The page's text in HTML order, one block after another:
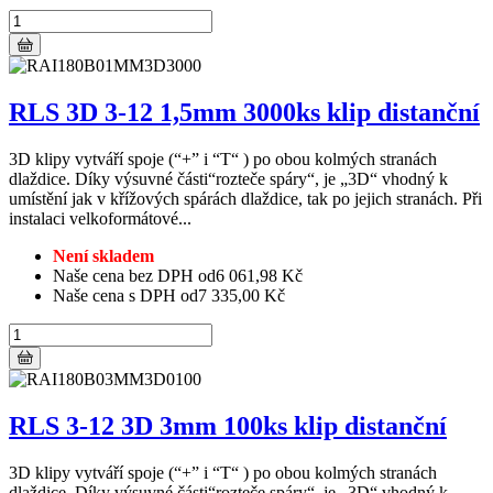
RLS 3D 3-12 1,5mm 3000ks klip distanční
3D klipy vytváří spoje (“+” i “T“ ) po obou kolmých stranách
dlaždice. Díky výsuvné části“rozteče spáry“, je „3D“ vhodný k
umístění jak v křížových spárách dlaždice, tak po jejich stranách. Při
instalaci velkoformátové...
Není skladem
Naše cena bez DPH od6 061,98 Kč
Naše cena s DPH od7 335,00 Kč
RLS 3-12 3D 3mm 100ks klip distanční
3D klipy vytváří spoje (“+” i “T“ ) po obou kolmých stranách